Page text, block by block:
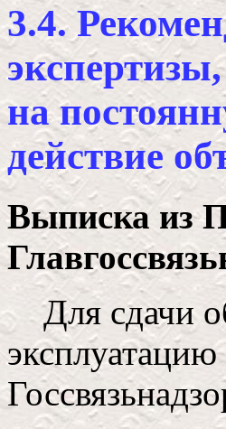
3.4.
на
действие
Выписка из
Для сдачи